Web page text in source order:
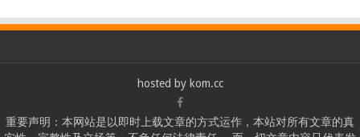
hosted by kom.cc
重要声明：本网站是以即时上载文章的方式运作，本站对所有文章的真